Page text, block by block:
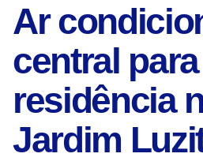
Ar
central para
residência
Jardim